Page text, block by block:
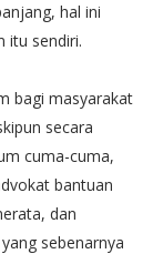
hal ini
itu sendiri.
bagi masyarakat
secara
cuma-cuma,
bantuan
dan
sebenarnya